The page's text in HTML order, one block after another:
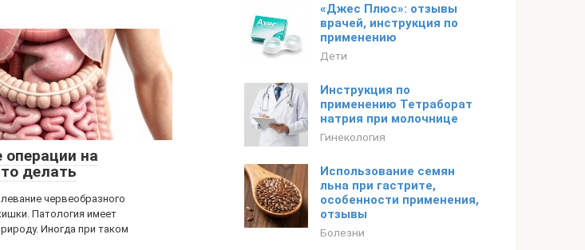
операции на
делать
червеобразного
Патология имеет
Иногда при таком
«Джес Плюс»: отзывы
врачей, инструкция по
применению
Дети
Инструкция по
применению Тетраборат
натрия при молочнице
Гинекология
Использование семян
льна при гастрите,
особенности применения,
отзывы
Болезни